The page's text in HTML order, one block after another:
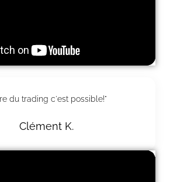
du trading c'est possible!"
Clément K.